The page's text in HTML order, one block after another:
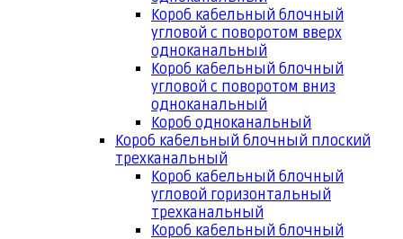
Короб кабельный блочный
угловой с поворотом вверх
одноканальный
Короб кабельный блочный
угловой с поворотом вниз
одноканальный
Короб одноканальный
Короб кабельный блочный плоский
трехканальный
Короб кабельный блочный
угловой горизонтальный
трехканальный
Короб кабельный блочный